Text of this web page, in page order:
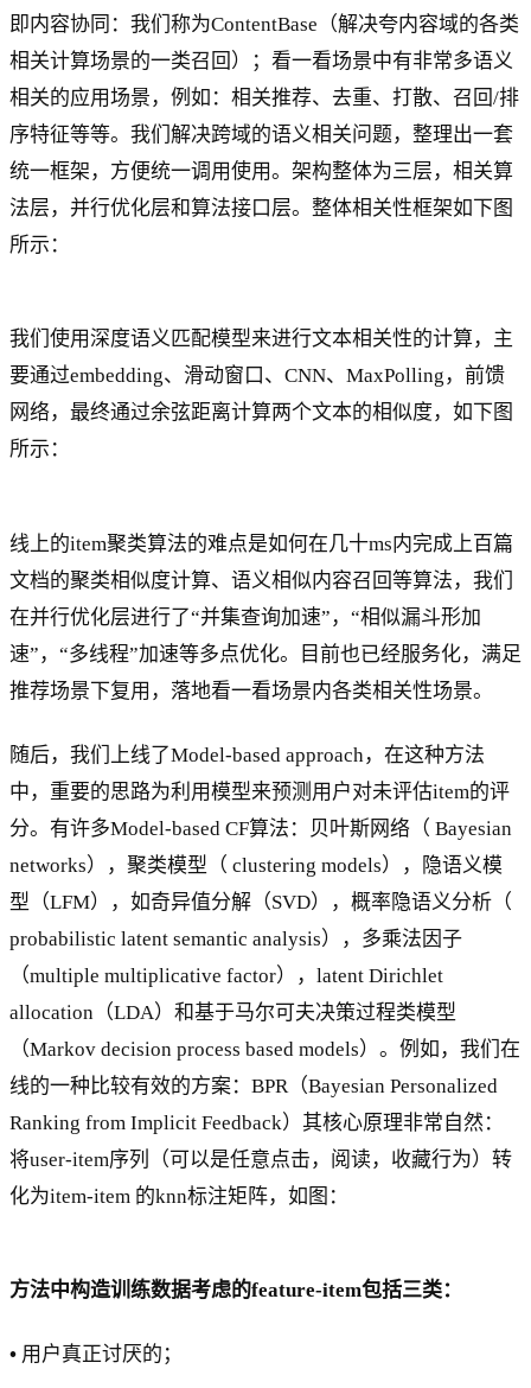
即内容协同：我们称为ContentBase（解决夸内容域的各类
相关计算场景的一类召回）；看一看场景中有非常多语义
相关的应用场景，例如：相关推荐、去重、打散、召回/排
序特征等等。我们解决跨域的语义相关问题，整理出一套
统一框架，方便统一调用使用。架构整体为三层，相关算
法层，并行优化层和算法接口层。整体相关性框架如下图
所示：
我们使用深度语义匹配模型来进行文本相关性的计算，主
要通过embedding、滑动窗口、CNN、MaxPolling，前馈
网络，最终通过余弦距离计算两个文本的相似度，如下图
所示：
线上的item聚类算法的难点是如何在几十ms内完成上百篇
文档的聚类相似度计算、语义相似内容召回等算法，我们
在并行优化层进行了“并集查询加速”，“相似漏斗形加
速”，“多线程”加速等多点优化。目前也已经服务化，满足
推荐场景下复用，落地看一看场景内各类相关性场景。
随后，我们上线了Model-based approach，在这种方法
中，重要的思路为利用模型来预测用户对未评估item的评
分。有许多Model-based CF算法：贝叶斯网络（ Bayesian
networks），聚类模型（ clustering models），隐语义模
型（LFM），如奇异值分解（SVD），概率隐语义分析（
probabilistic latent semantic analysis），多乘法因子
（multiple multiplicative factor），latent Dirichlet
allocation（LDA）和基于马尔可夫决策过程类模型
（Markov decision process based models）。例如，我们在
线的一种比较有效的方案：BPR（Bayesian Personalized
Ranking from Implicit Feedback）其核心原理非常自然：
将user-item序列（可以是任意点击，阅读，收藏行为）转
化为item-item 的knn标注矩阵，如图：
方法中构造训练数据考虑的feature-item包括三类：
• 用户真正讨厌的；